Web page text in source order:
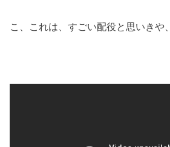
こ、これは、すごい配役と思いきや、